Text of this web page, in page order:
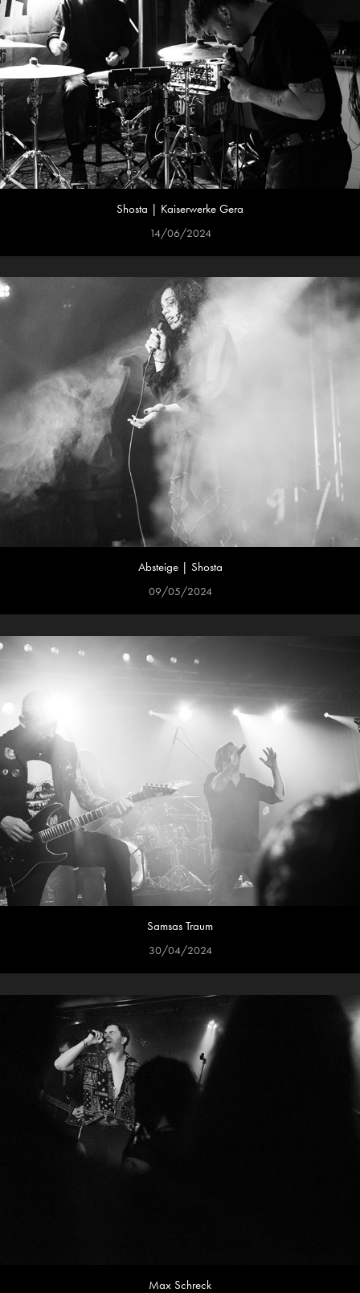
Shosta | Kaiserwerke Gera
14/06/2024
Absteige | Shosta
09/05/2024
Samsas Traum
30/04/2024
Max Schreck